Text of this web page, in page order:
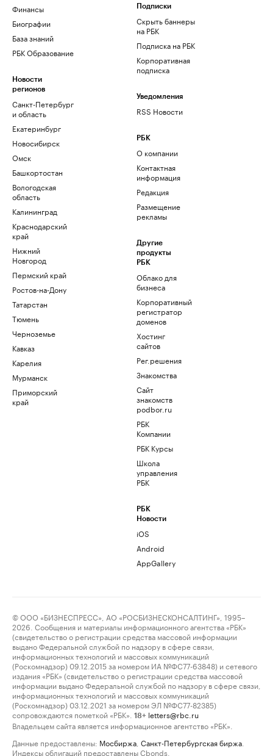
Финансы
Биографии
База знаний
РБК Образование
Новости
регионов
Санкт-Петербург
и область
Екатеринбург
Новосибирск
Омск
Башкортостан
Вологодская
область
Калининград
Краснодарский
край
Нижний
Новгород
Пермский край
Ростов-на-Дону
Татарстан
Тюмень
Черноземье
Кавказ
Карелия
Мурманск
Приморский
край
Подписки
Скрыть баннеры
на РБК
Подписка на РБК
Корпоративная
подписка
Уведомления
RSS Новости
РБК
О компании
Контактная
информация
Редакция
Размещение
рекламы
Другие
продукты
РБК
Облако для
бизнеса
Корпоративный
регистратор
доменов
Хостинг
сайтов
Рег.решения
Знакомства
Сайт
знакомств
podbor.ru
РБК
Компании
РБК Курсы
Школа
управления
РБК
РБК
Новости
iOS
Android
AppGallery
© ООО «БИЗНЕСПРЕСС», АО «РОСБИЗНЕСКОНСАЛТИНГ», 1995–
2026. Сообщения и материалы информационного агентства «РБК»
(свидетельство о регистрации средства массовой информации
выдано Федеральной службой по надзору в сфере связи,
информационных технологий и массовых коммуникаций
(Роскомнадзор) 09.12.2015 за номером ИА №ФС77-63848) и сетевого
издания «РБК» (свидетельство о регистрации средства массовой
информации выдано Федеральной службой по надзору в сфере связи,
информационных технологий и массовых коммуникаций
(Роскомнадзор) 03.12.2021 за номером ЭЛ №ФС77-82385)
сопровождаются пометкой «РБК».
18+ letters@rbc.ru
Владельцем сайта является информационное агентство «РБК».
Данные предоставлены: Мосбиржа Санкт-Петербургская биржа
Индексы облигаций предоставлены Cbonds.